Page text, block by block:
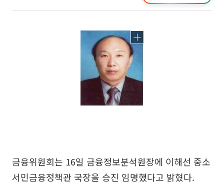
금융위원회는 16일 금융정보분석원장에 이해선 중소
서민금융정책관 국장을 승진 임명했다고 밝혔다.